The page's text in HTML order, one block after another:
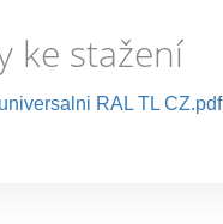
ke stažení
RAL TL CZ.pdf